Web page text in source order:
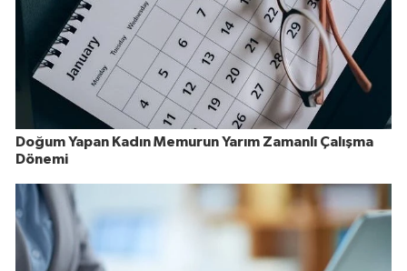
Doğum Yapan Kadın Memurun Yarım Zamanlı Çalışma
Dönemi